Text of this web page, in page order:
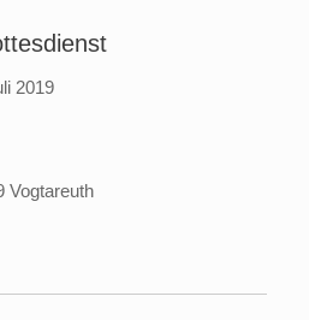
2019
Vogtareuth